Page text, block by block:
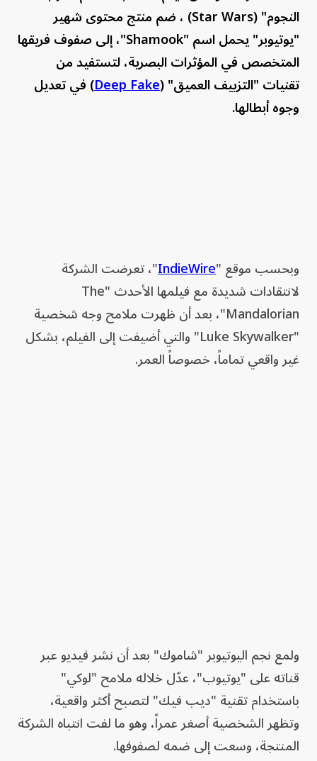
النجوم" (Star Wars) ، ضم منتج محتوى شهير
"يوتيوبر" يحمل اسم "Shamook"، إلى صفوف فريقها
المتخصص في المؤثرات البصرية، لتستفيد من
تقنيات "التزييف العميق" (Deep Fake) في تعديل
وجوه أبطالها.
وبحسب موقع "IndieWire"، تعرضت الشركة
لانتقادات شديدة مع فيلمها الأحدث "The
Mandalorian"، بعد أن ظهرت ملامح وجه شخصية
"Luke Skywalker" والتي أضيفت إلى الفيلم، بشكل
غير واقعي تماماً، خصوصاً العمر.
ولمع نجم اليوتيوبر "شاموك" بعد أن نشر فيديو عبر
قناته على "يوتيوب"، عدّل خلاله ملامح "لوكي"
باستخدام تقنية "ديب فيك" لتصبح أكثر واقعية،
وتظهر الشخصية أصغر عمراً، وهو ما لفت انتباه الشركة
المنتجة، وسعت إلى ضمه لصفوفها.